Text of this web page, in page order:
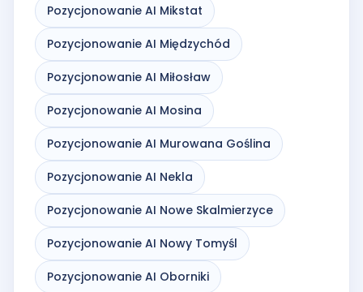
Pozycjonowanie AI Mikstat
Pozycjonowanie AI Międzychód
Pozycjonowanie AI Miłosław
Pozycjonowanie AI Mosina
Pozycjonowanie AI Murowana Goślina
Pozycjonowanie AI Nekla
Pozycjonowanie AI Nowe Skalmierzyce
Pozycjonowanie AI Nowy Tomyśl
Pozycjonowanie AI Oborniki